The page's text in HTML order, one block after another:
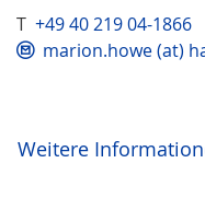
T +49 40 219 04-1866
marion.howe (at)
Weitere